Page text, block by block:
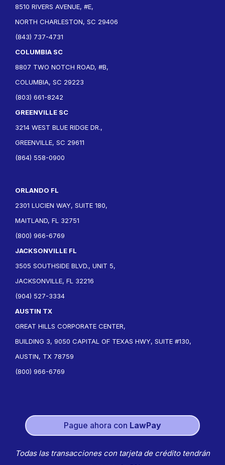
8510 RIVERS AVENUE, #E,
NORTH CHARLESTON, SC 29406
(843) 737-4731
COLUMBIA SC
8807 TWO NOTCH ROAD, #B,
COLUMBIA, SC 29223
(803) 661-8242
GREENVILLE SC
3214 WEST BLUE RIDGE DR.,
GREENVILLE, SC 29611
(864) 558-0900
ORLANDO FL
2301 LUCIEN WAY, SUITE 180,
MAITLAND, FL 32751
(800) 966-6769
JACKSONVILLE FL
3505 SOUTHSIDE BLVD., UNIT 5,
JACKSONVILLE, FL 32216
(904) 527-3334
AUSTIN TX
GREAT HILLS CORPORATE CENTER,
BUILDING 3, 9050 CAPITAL OF TEXAS HWY, SUITE #130,
AUSTIN, TX 78759
(800) 966-6769
Pague ahora con LawPay
Todas las transacciones con tarjeta de crédito tendrán